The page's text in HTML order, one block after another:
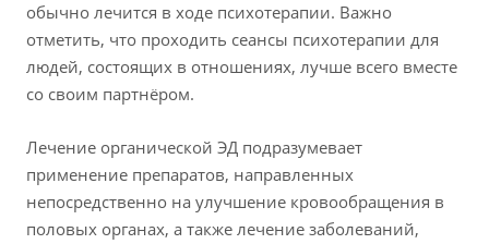
обычно лечится в ходе психотерапии. Важно
отметить, что проходить сеансы психотерапии для
людей, состоящих в отношениях, лучше всего вместе
со своим партнёром.
Лечение органической ЭД подразумевает
применение препаратов, направленных
непосредственно на улучшение кровообращения в
половых органах, а также лечение заболеваний,